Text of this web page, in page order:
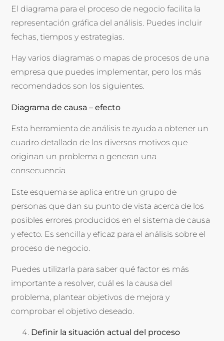
El diagrama para el proceso de negocio facilita la
representación gráfica del análisis. Puedes incluir
fechas, tiempos y estrategias.
Hay varios diagramas o mapas de procesos de una
empresa que puedes implementar, pero los más
recomendados son los siguientes.
Diagrama de causa – efecto
Esta herramienta de análisis te ayuda a obtener un
cuadro detallado de los diversos motivos que
originan un problema o generan una
consecuencia.
Este esquema se aplica entre un grupo de
personas que dan su punto de vista acerca de los
posibles errores producidos en el sistema de causa
y efecto. Es sencilla y eficaz para el análisis sobre el
proceso de negocio.
Puedes utilizarla para saber qué factor es más
importante a resolver, cuál es la causa del
problema, plantear objetivos de mejora y
comprobar el objetivo deseado.
Definir la situación actual del proceso